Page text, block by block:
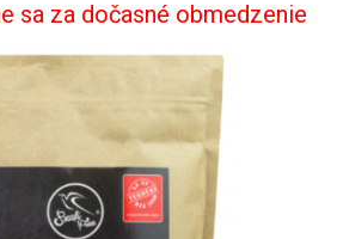
sa za dočasné obmedzenie